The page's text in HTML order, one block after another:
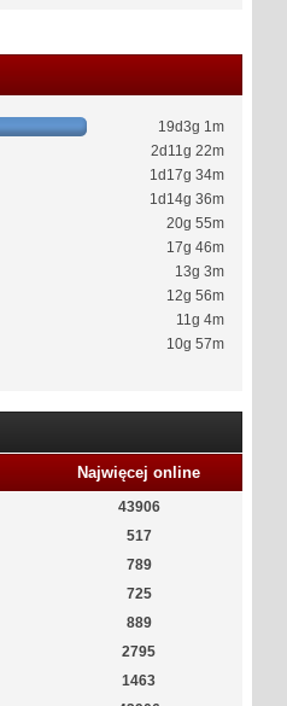
19d3g 1m
2d11g 22m
1d17g 34m
1d14g 36m
20g 55m
17g 46m
13g 3m
12g 56m
11g 4m
10g 57m
Najwięcej online
43906
517
789
725
889
2795
1463